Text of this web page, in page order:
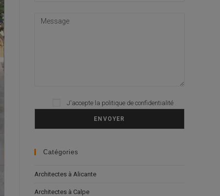
Please leave this field empty.
J'accepte la politique de confidentialité
Catégories
Architectes à Alicante
Architectes à Calpe